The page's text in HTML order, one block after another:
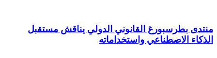
منتدى بطرسبورغ القانوني الدولي يناقش مستقبل
الذكاء الاصطناعي واستخداماته